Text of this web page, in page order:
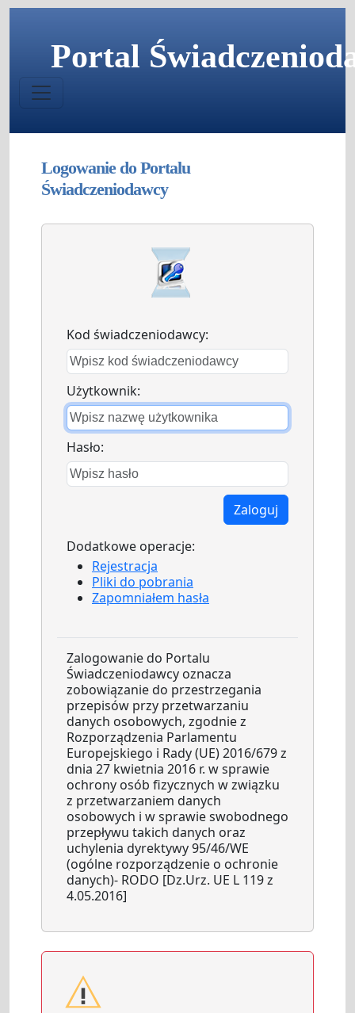
Portal
Logowanie do Portalu
Świadczeniodawcy
Kod świadczeniodawcy:
Użytkownik:
Hasło:
Zaloguj
Dodatkowe operacje:
Rejestracja
Pliki do pobrania
Zapomniałem hasła
Zalogowanie do Portalu
Świadczeniodawcy oznacza
zobowiązanie do przestrzegania
przepisów przy przetwarzaniu
danych osobowych, zgodnie z
Rozporządzenia Parlamentu
Europejskiego i Rady (UE) 2016/679 z
dnia 27 kwietnia 2016 r. w sprawie
ochrony osób fizycznych w związku
z przetwarzaniem danych
osobowych i w sprawie swobodnego
przepływu takich danych oraz
uchylenia dyrektywy 95/46/WE
(ogólne rozporządzenie o ochronie
danych)- RODO [Dz.Urz. UE L 119 z
4.05.2016]